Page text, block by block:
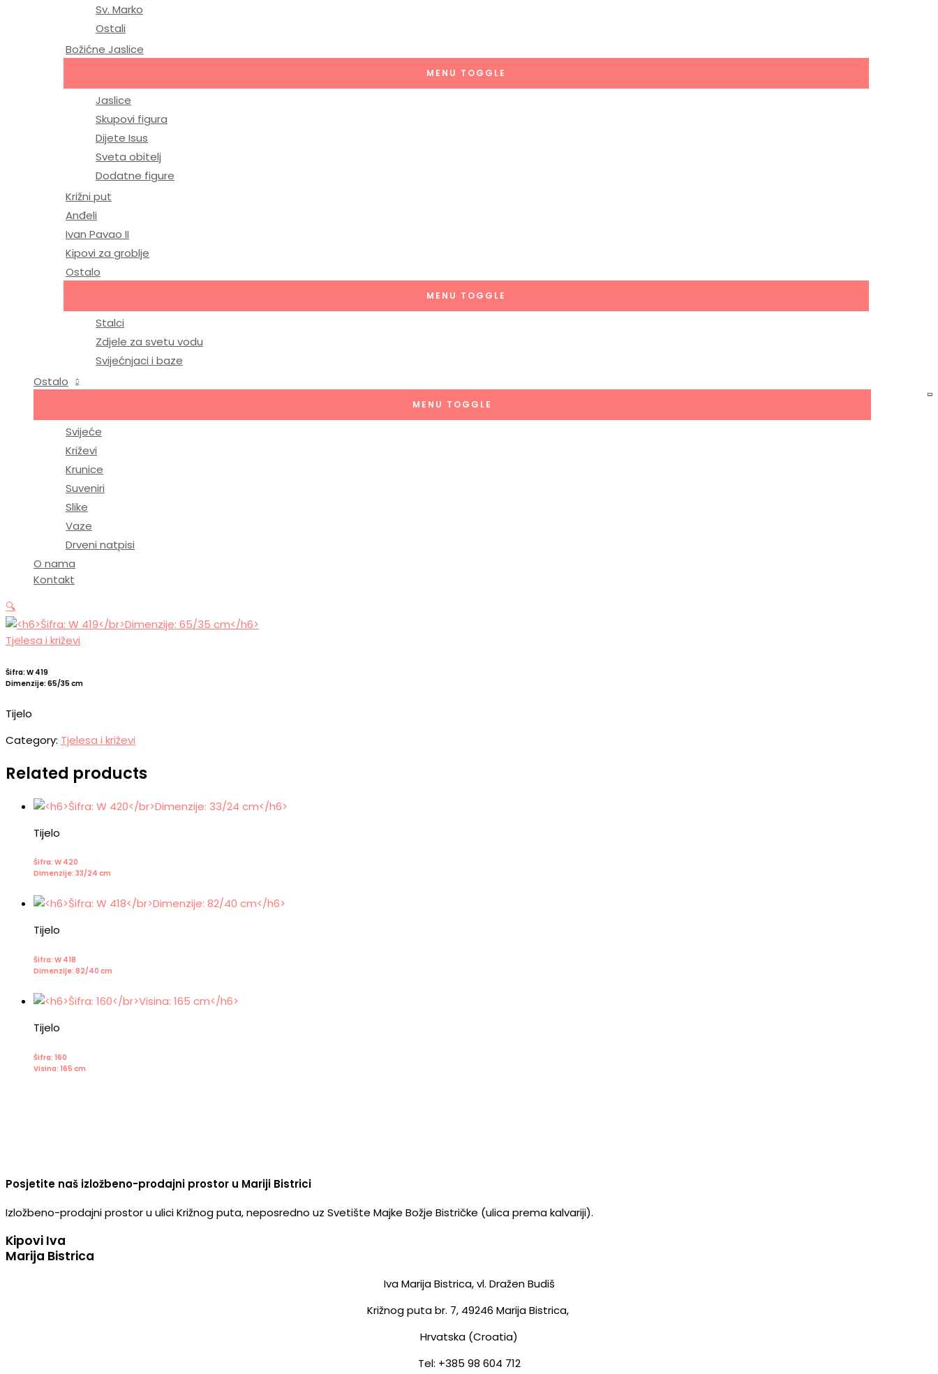
Sv. Marko
Ostali
Božićne Jaslice
MENU TOGGLE
Jaslice
Skupovi figura
Dijete Isus
Sveta obitelj
Dodatne figure
Križni put
Anđeli
Ivan Pavao II
Kipovi za groblje
Ostalo
MENU TOGGLE
Stalci
Zdjele za svetu vodu
Svijećnjaci i baze
Ostalo
MENU TOGGLE
Svijeće
Križevi
Krunice
Suveniri
Slike
Vaze
Drveni natpisi
O nama
Kontakt
🔍
Tjelesa i križevi
Šifra: W 419
Dimenzije: 65/35 cm
Tijelo
Category: Tjelesa i križevi
Related products
Tijelo
Šifra: W 420
Dimenzije: 33/24 cm
Tijelo
Šifra: W 418
Dimenzije: 82/40 cm
Tijelo
Šifra: 160
Visina: 165 cm
Posjetite naš izložbeno-prodajni prostor u Mariji Bistrici
Izložbeno-prodajni prostor u ulici Križnog puta, neposredno uz Svetište Majke Božje Bistričke (ulica prema kalvariji).
Kipovi Iva
Marija Bistrica
Iva Marija Bistrica, vl. Dražen Budiš
Križnog puta br. 7, 49246 Marija Bistrica,
Hrvatska (Croatia)
Tel: +385 98 604 712